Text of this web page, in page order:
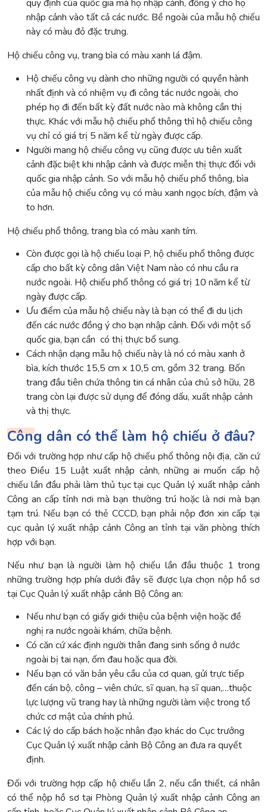
quy định của quốc gia mà họ nhập cảnh, đồng ý cho họ
nhập cảnh vào tất cả các nước. Bề ngoài của mẫu hộ chiếu
này có màu đỏ đặc trưng.
Hộ chiếu công vụ, trang bìa có màu xanh lá đậm.
Hộ chiếu công vụ dành cho những người có quyền hành
nhất định và có nhiệm vụ đi công tác nước ngoài, cho
phép họ đi đến bất kỳ đất nước nào mà không cần thị
thực. Khác với mẫu hộ chiếu phổ thông thì hộ chiếu công
vụ chỉ có giá trị 5 năm kể từ ngày được cấp.
Người mang hộ chiếu công vụ cũng được ưu tiên xuất
cảnh đặc biệt khi nhập cảnh và được miễn thị thực đối với
quốc gia nhập cảnh. So với mẫu hộ chiếu phổ thông, bìa
của mẫu hộ chiếu công vụ có màu xanh ngọc bích, đậm và
to hơn.
Hộ chiếu phổ thông, trang bìa có màu xanh tím.
Còn được gọi là hộ chiếu loại P, hộ chiếu phổ thông được
cấp cho bất kỳ công dân Việt Nam nào có nhu cầu ra
nước ngoài. Hộ chiếu phổ thông có giá trị 10 năm kể từ
ngày được cấp.
Ưu điểm của mẫu hộ chiếu này là bạn có thể đi du lịch
đến các nước đồng ý cho bạn nhập cảnh. Đối với một số
quốc gia, bạn cần có thị thực bổ sung.
Cách nhận dạng mẫu hộ chiếu này là nó có màu xanh ở
bìa, kích thước 15,5 cm x 10,5 cm, gồm 32 trang. Bốn
trang đầu tiên chứa thông tin cá nhân của chủ sở hữu, 28
trang còn lại được sử dụng để đóng dấu, xuất nhập cảnh
và thị thực.
Công dân có thể làm hộ chiếu ở đâu?
Đối với trường hợp như cấp hộ chiếu phổ thông nội địa, căn cứ
theo Điều 15 Luật xuất nhập cảnh, những ai muốn cấp hộ
chiếu lần đầu phải làm thủ tục tại cục Quản lý xuất nhập cảnh
Công an cấp tỉnh nơi mà bạn thường trú hoặc là nơi mà bạn
tạm trú. Nếu bạn có thẻ CCCD, bạn phải nộp đơn xin cấp tại
cục quản lý xuất nhập cảnh Công an tỉnh tại văn phòng thích
hợp với bạn.
Nếu như bạn là người làm hộ chiếu lần đầu thuộc 1 trong
những trường hợp phía dưới đây sẽ được lựa chọn nộp hồ sơ
tại Cục Quản lý xuất nhập cảnh Bộ Công an:
Nếu như bạn có giấy giới thiệu của bệnh viện hoặc đề
nghị ra nước ngoài khám, chữa bệnh.
Có căn cứ xác định người thân đang sinh sống ở nước
ngoài bị tai nạn, ốm đau hoặc qua đời.
Nếu bạn có văn bản yêu cầu của cơ quan, gửi trực tiếp
đến cán bộ, công – viên chức, sĩ quan, hạ sĩ quan,…thuộc
lực lượng vũ trang hay là những người làm việc trong tổ
chức cơ mật của chính phủ.
Các lý do cấp bách hoặc nhân đạo khác do Cục trưởng
Cục Quản lý xuất nhập cảnh Bộ Công an đưa ra quyết
định.
Đối với trường hợp cấp hộ chiếu lần 2, nếu cần thiết, cá nhân
có thể nộp hồ sơ tại Phòng Quản lý xuất nhập cảnh Công an